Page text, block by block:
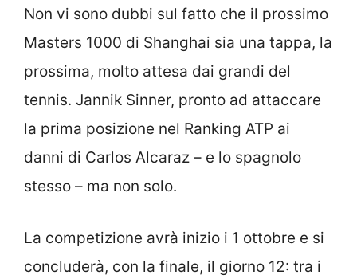
Non vi sono dubbi sul fatto che il prossimo
Masters 1000 di Shanghai sia una tappa, la
prossima, molto attesa dai grandi del
tennis. Jannik Sinner, pronto ad attaccare
la prima posizione nel Ranking ATP ai
danni di Carlos Alcaraz – e lo spagnolo
stesso – ma non solo.
La competizione avrà inizio i 1 ottobre e si
concluderà, con la finale, il giorno 12: tra i